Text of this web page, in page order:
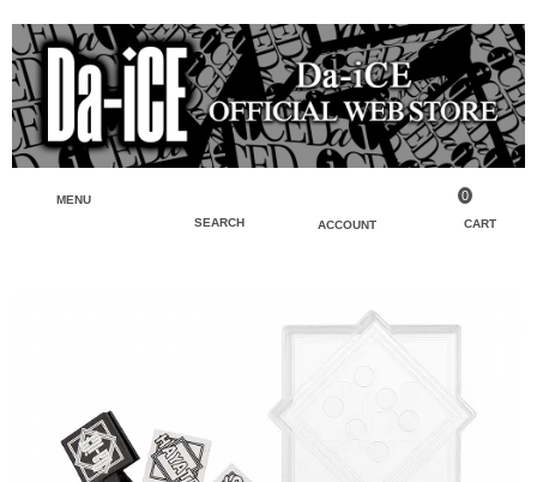
MENU
SEARCH
ACCOUNT CART
0
パーカー・スウェット・ブルゾン
バッグ・ポーチ
検索